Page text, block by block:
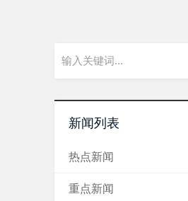
新闻列表
热点新闻
重点新闻